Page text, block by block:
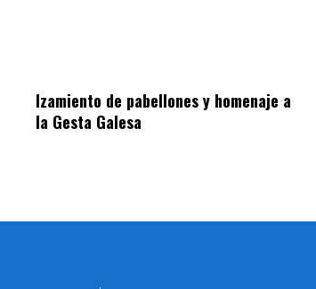
Izamiento de pabellones y homenaje a
la Gesta Galesa